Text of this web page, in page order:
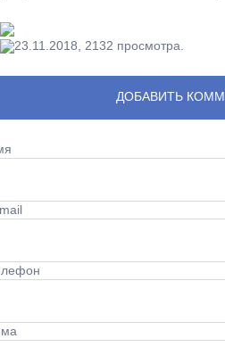
23.11.2018, 2132 просмотра.
ДОБАВИТЬ